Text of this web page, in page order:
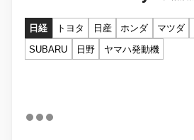
日経 トヨタ 日産 ホンダ マツダ
SUBARU
日野 ヤマハ発動機